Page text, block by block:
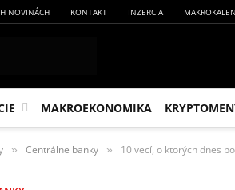
NOVINÁCH KONTAKT INZERCIA
MAKROEKONOMIKA
» Centrálne banky » 10 vecí, o ktorých dnes